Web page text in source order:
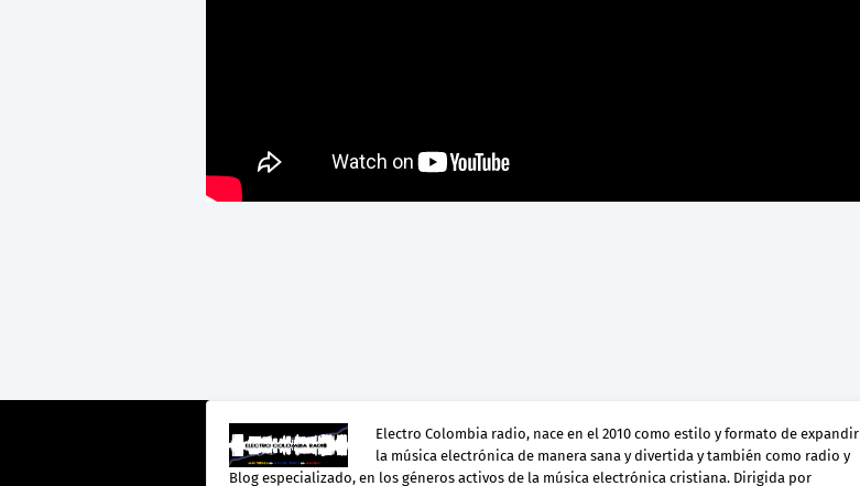
Electro Colombia radio, nace en el 2010 como estilo y formato de expandir
la música electrónica de manera sana y divertida y también como radio y
Blog especializado, en los géneros activos de la música electrónica cristiana. Dirigida por